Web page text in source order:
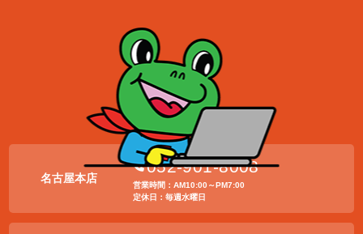
名古屋本店
052-901-8008
営業時間：AM10:00～PM7:00
定休日：毎週水曜日